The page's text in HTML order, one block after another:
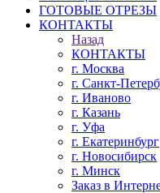
ГОТОВЫЕ ОТРЕЗЫ
КОНТАКТЫ
Назад
КОНТАКТЫ
г. Москва
г. Санкт-
г. Иваново
г. Казань
г. Уфа
г. Екатеринбург
г. Новосибирск
г. Минск
Заказ в